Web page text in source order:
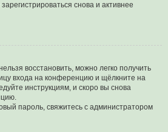
снова и активнее
восстановить, можно легко получить
входа на конференцию и щёлкните на
инструкциям, и скоро вы снова
пароль, свяжитесь с администратором